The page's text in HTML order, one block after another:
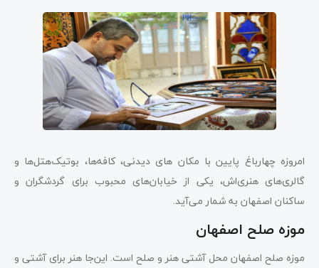
امروزه چهارباغ پایین با مکان های دیدنی، کافه‌ها، بوتیک‌هتل‌ها و
گالری‌های هنری‌اش، یکی از خیابان‌های محبوب برای گردشگران و
ساکنان اصفهان به شمار می‌آید.
موزه صلح اصفهان
موزه صلح اصفهان محل آشتی هنر و صلح است. این‌جا هنر برای آشتی و